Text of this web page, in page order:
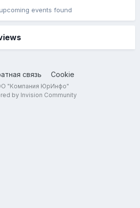
events found
связь Cookie
"Компания ЮрИнфо"
by Invision Community